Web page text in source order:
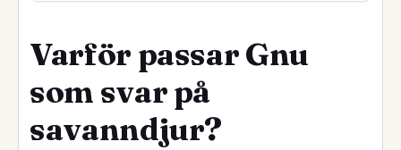
Varför passar Gnu
som svar på
savanndjur?